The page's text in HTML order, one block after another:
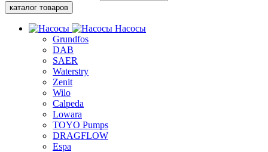
каталог товаров
Насосы
Grundfos
DAB
SAER
Waterstry
Zenit
Wilo
Calpeda
Lowara
TOYO Pumps
DRAGFLOW
Espa